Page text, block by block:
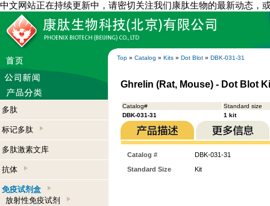
中文网站正在持续更新中，请密切关注我们康肽生物的最新动态，
Top » Catalog » Kits » Dot Blot » DBK-031-31
多肽
标记多肽
多肽激素文库
抗体
免疫试剂盒
放射性免疫试剂
Ghrelin (Rat, Mouse) - Dot Blot
Catalog#
Standard size
DBK-031-31
1 kit
Catalog #
DBK-031-31
Standard Size
Kit